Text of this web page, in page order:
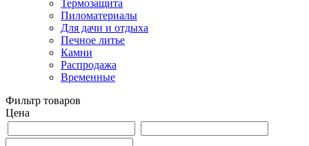
Термозащита
Пиломатериалы
Для дачи и отдыха
Печное литье
Камни
Распродажа
Временные
Фильтр товаров
Цена